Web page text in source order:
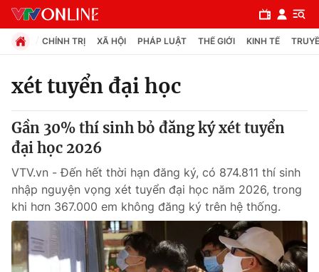
Chuyên mục
Chính trị
Xã hội
Pháp luật
Y tế
CHÍNH TRỊ XÃ HỘI PHÁP LUẬT THẾ GIỚI KINH TẾ
xét tuyển đại học
Gần 30% thí sinh bỏ đăng ký xét tuyển
đại học 2026
VTV.vn - Đến hết thời hạn đăng ký, có 874.811 thí sinh
nhập nguyện vọng xét tuyển đại học năm 2026, trong
khi hơn 367.000 em không đăng ký trên hệ thống.